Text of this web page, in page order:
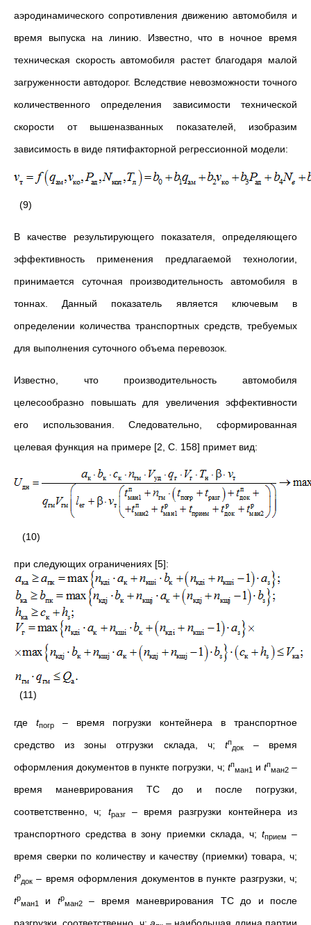
аэродинамического сопротивления движению автомобиля и
время выпуска на линию. Известно, что в ночное время
техническая скорость автомобиля растет благодаря малой
загруженности автодорог. Вследствие невозможности точного
количественного определения зависимости технической
скорости от вышеназванных показателей, изобразим
зависимость в виде пятифакторной регрессионной модели:
(9)
В качестве результирующего показателя, определяющего
эффективность применения предлагаемой технологии,
принимается суточная производительность автомобиля в
тоннах. Данный показатель является ключевым в
определении количества транспортных средств, требуемых
для выполнения суточного объема перевозок.
Известно, что производительность автомобиля
целесообразно повышать для увеличения эффективности
его использования. Следовательно, сформированная
целевая функция на примере [2, С. 158] примет вид:
(10)
при следующих ограничениях [5]:
(11)
где tпогр– время погрузки контейнера в транспортное
средство из зоны отгрузки склада, ч; tп
док– время
оформления документов в пункте погрузки, ч; tп
ман1 и tп
ман2–
время маневрирования ТС до и после погрузки,
соответственно, ч; tразг– время разгрузки контейнера из
транспортного средства в зону приемки склада, ч; tприем
–
время сверки по количеству и качеству (приемки) товара, ч;
tр
док – время оформления документов в пункте разгрузки, ч;
tр
ман1 и tр
ман2– время маневрирования ТС до и после